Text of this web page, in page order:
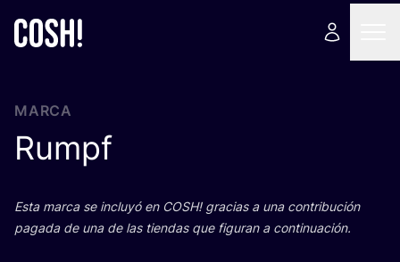
MARCA
Rumpf
Esta mar­ca se inclu­yó en COSH! gra­cias a una con­tri­bu­ción
paga­da de una de las tien­das que figu­ran a continuación.